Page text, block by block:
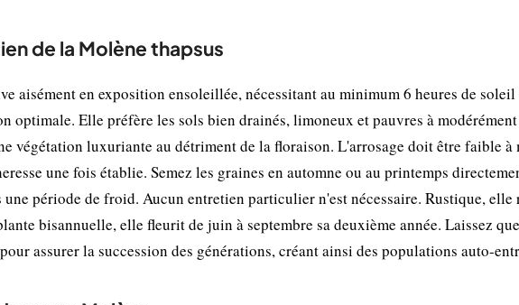
de la Molène thapsus
aisément en exposition ensoleillée, nécessitant au minimum 6 heures de
optimale. Elle préfère les sols bien drainés, limoneux et pauvres à
végétation luxuriante au détriment de la floraison. L'arrosage doit être faible à
une fois établie. Semez les graines en automne ou au printemps
période de froid. Aucun entretien particulier n'est nécessaire. Rustique, elle
bisannuelle, elle fleurit de juin à septembre sa deuxième année. Laissez
assurer la succession des générations, créant ainsi des populations auto-